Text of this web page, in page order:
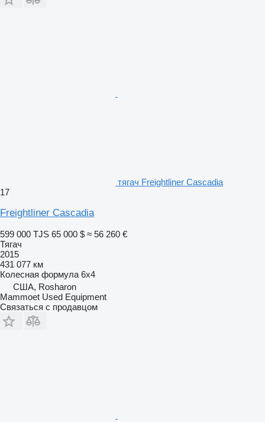
тягач Freightliner Cascadia
17
Freightliner Cascadia
599 000 TJS 65 000 $ ≈ 56 260 €
Тягач
2015
431 077 км
Колесная формула 6x4
США, Rosharon
Mammoet Used Equipment
Связаться с продавцом